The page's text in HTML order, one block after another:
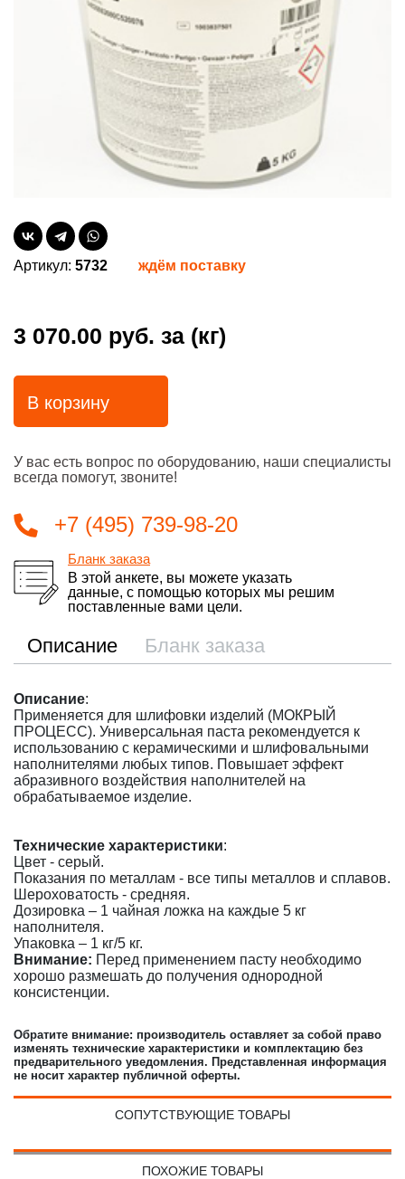
Артикул: 5732 ждём поставку
3 070.00 руб. за (кг)
В корзину
У вас есть вопрос по оборудованию, наши специалисты
всегда помогут, звоните!
+7 (495) 739-98-20
Бланк заказа
В этой анкете, вы можете указать
данные, с помощью которых мы решим
поставленные вами цели.
Описание Бланк заказа
Описание:
Применяется для шлифовки изделий (МОКРЫЙ
ПРОЦЕСС). Универсальная паста рекомендуется к
использованию с керамическими и шлифовальными
наполнителями любых типов. Повышает эффект
абразивного воздействия наполнителей на
обрабатываемое изделие.
Технические характеристики:
Цвет - серый.
Показания по металлам - все типы металлов и сплавов.
Шероховатость - средняя.
Дозировка – 1 чайная ложка на каждые 5 кг
наполнителя.
Упаковка – 1 кг/5 кг.
Внимание: Перед применением пасту необходимо
хорошо размешать до получения однородной
кoнcиcтeнции.
Обратите внимание: производитель оставляет за собой право
изменять технические характеристики и комплектацию без
предварительного уведомления. Представленная информация
не носит характер публичной оферты.
СОПУТСТВУЮЩИЕ ТОВАРЫ
ПОХОЖИЕ ТОВАРЫ